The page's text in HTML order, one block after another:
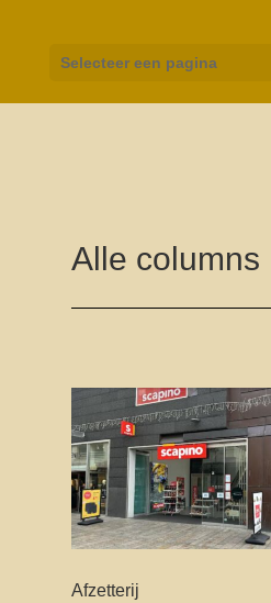
Selecteer een pagina
Alle columns
Afzetterij